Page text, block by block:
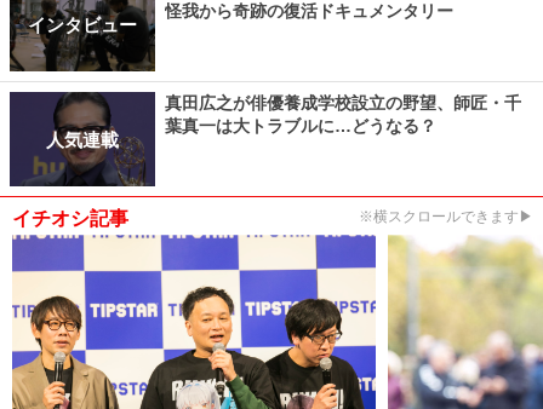
インタビュー
怪我から奇跡の復活ドキュメンタリー
人気連載
真田広之が俳優養成学校設立の野望、師匠・千
葉真一は大トラブルに…どうなる？
イチオシ記事 ※横スクロールできます▶